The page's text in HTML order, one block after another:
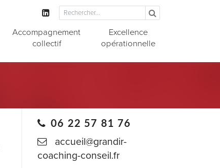
Accompagnement
collectif
Excellence
opérationnelle
06 22 57 81 76
accueil@grandir-
coaching-conseil.fr